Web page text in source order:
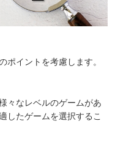
ポイントを考慮します。
々なレベルのゲームがあ
したゲームを選択するこ